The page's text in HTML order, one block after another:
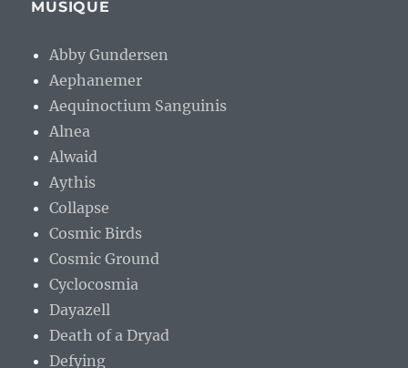
MUSIQUE
Abby Gundersen
Aephanemer
Aequinoctium Sanguinis
Alnea
Alwaid
Aythis
Collapse
Cosmic Birds
Cosmic Ground
Cyclocosmia
Dayazell
Death of a Dryad
Defying